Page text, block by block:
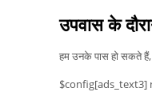
उपवास के
हम उनके पास हो सकते हैं,
$config[ads_text3]